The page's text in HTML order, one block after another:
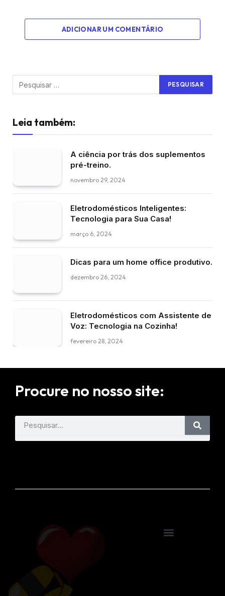
ADICIONAR UM COMENTÁRIO
Leia também:
A ciência por trás dos suplementos
pré-treino.
novembro 29, 2024
Eletrodomésticos Inteligentes:
Tecnologia para Sua Casa!
março 6, 2024
Dicas para um home office produtivo.
dezembro 26, 2024
Eletrodomésticos com Assistente de
Voz: Tecnologia na Cozinha!
fevereiro 28, 2024
Procure no nosso site: